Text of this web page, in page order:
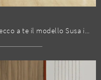
Salotti e divani lineari Le Comfort: ecco a te il modello Susa in tessuto per valorizzare la zona giorno.